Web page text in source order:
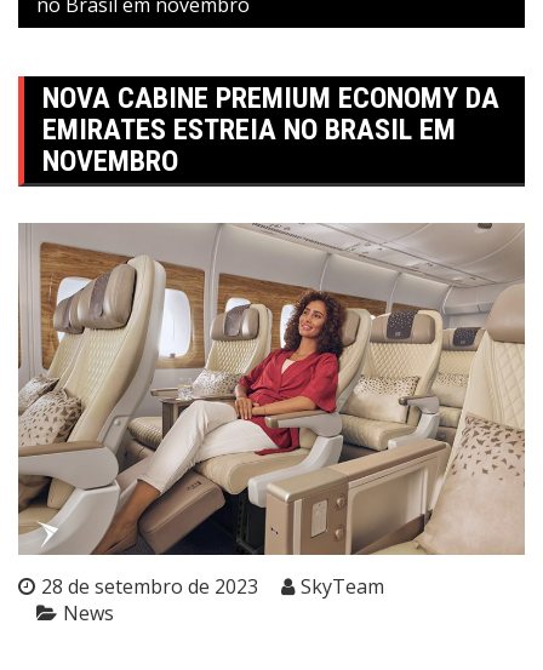
NOVA CABINE PREMIUM ECONOMY DA
EMIRATES ESTREIA NO BRASIL EM
NOVEMBRO
28 de setembro de 2023
SkyTeam
News